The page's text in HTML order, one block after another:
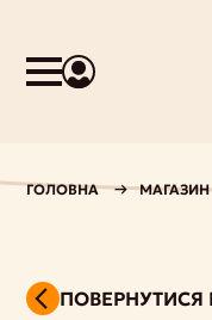
ГОЛОВНА МАГАЗИН
ПОВЕРНУТИСЯ